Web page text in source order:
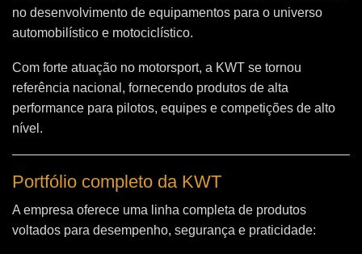
no desenvolvimento de equipamentos para o universo
automobilístico e motociclístico.
Com forte atuação no motorsport, a KWT se tornou
referência nacional, fornecendo produtos de alta
performance para pilotos, equipes e competições de alto
nível.
Portfólio completo da KWT
A empresa oferece uma linha completa de produtos
voltados para desempenho, segurança e praticidade: